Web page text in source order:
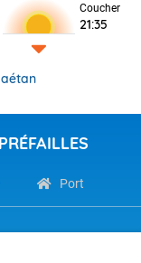
Cette
Tendance
Coucher
21:35
Port
Voici les
28 Lyon :
: 27 Nancy :
alors que la